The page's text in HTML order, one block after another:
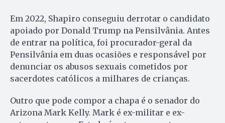
Em 2022, Shapiro conseguiu derrotar o candidato
apoiado por Donald Trump na Pensilvânia. Antes
de entrar na política, foi procurador-geral da
Pensilvânia em duas ocasiões e responsável por
denunciar os abusos sexuais cometidos por
sacerdotes católicos a milhares de crianças.
Outro que pode compor a chapa é o senador do
Arizona Mark Kelly. Mark é ex-militar e ex-